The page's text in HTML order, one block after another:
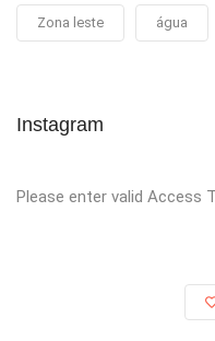
Zona leste água
Instagram
Please enter valid Access